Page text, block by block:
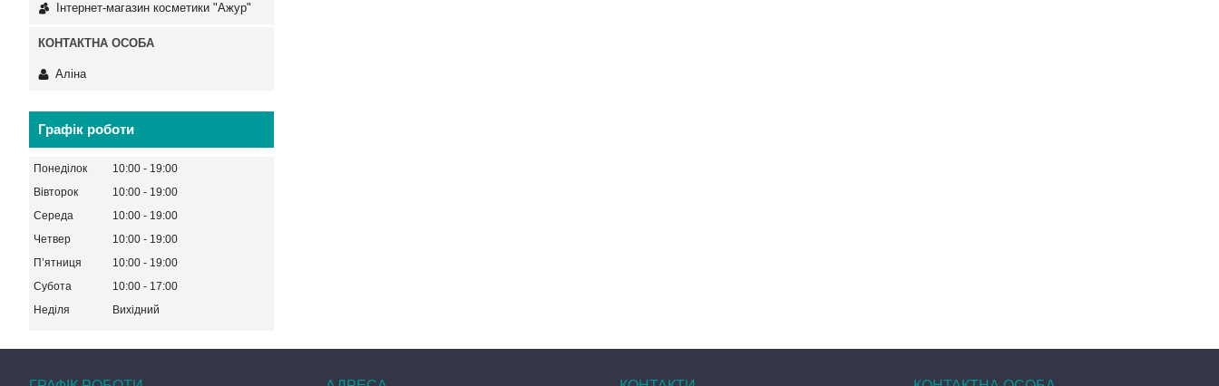
Інтернет-магазин косметики "Ажур"
Аліна
Графік роботи
Понеділок 10:00
19:00
Вівторок
10:00
19:00
Середа
10:00
19:00
Четвер
10:00
19:00
Пʼятниця
10:00
19:00
Субота
10:00
17:00
Неділя
Вихідний